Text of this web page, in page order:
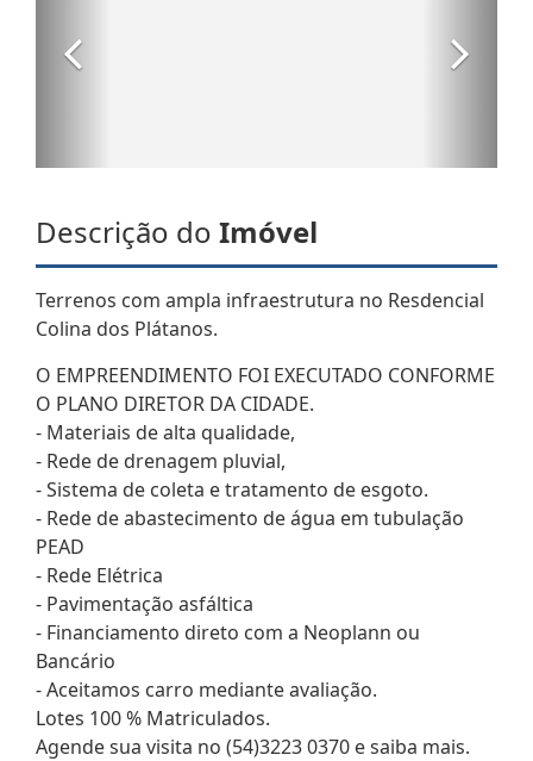
Descrição do Imóvel
Terrenos com ampla infraestrutura no Resdencial
Colina dos Plátanos.
O EMPREENDIMENTO FOI EXECUTADO CONFORME
O PLANO DIRETOR DA CIDADE.
- Materiais de alta qualidade,
- Rede de drenagem pluvial,
- Sistema de coleta e tratamento de esgoto.
- Rede de abastecimento de água em tubulação
PEAD
- Rede Elétrica
- Pavimentação asfáltica
- Financiamento direto com a Neoplann ou
Bancário
- Aceitamos carro mediante avaliação.
Lotes 100 % Matriculados.
Agende sua visita no (54)3223 0370 e saiba mais.